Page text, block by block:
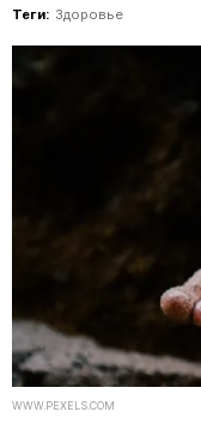
Теги: Здоровье
WWW.PEXELS.COM